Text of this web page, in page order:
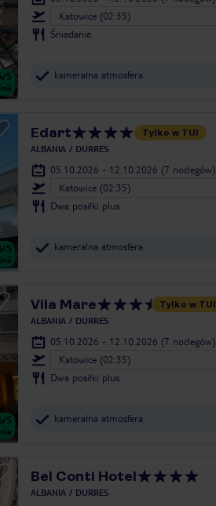
/5
Katowice (02:35)
Śniadanie
kameralna atmosfera
/5
Edart Tylko w TUI
ALBANIA DURRES
05.10.2026 - 12.10.2026 (7 noclegów)
Katowice (02:35)
Dwa posiłki plus
kameralna atmosfera
/5
Vila Mare Tylko w TUI
ALBANIA DURRES
05.10.2026 - 12.10.2026 (7 noclegów)
Katowice (02:35)
Dwa posiłki plus
kameralna atmosfera
Bel Conti Hotel
ALBANIA DURRES